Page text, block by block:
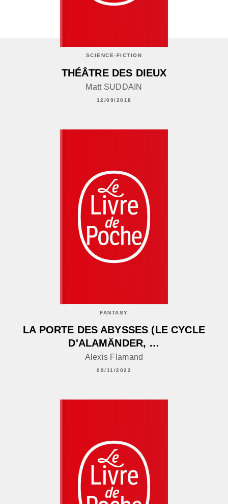
SCIENCE-FICTION
THÉÂTRE DES DIEUX
Matt SUDDAIN
12/09/2018
FANTASY
LA PORTE DES ABYSSES (LE CYCLE
D'ALAMÄNDER, …
Alexis Flamand
09/11/2022